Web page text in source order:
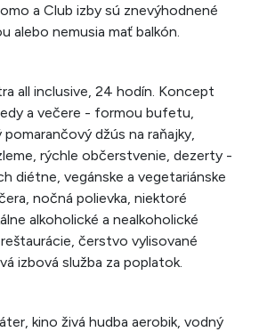
a Club izby sú znevýhodnené
alebo nemusia mať balkón.
all inclusive, 24 hodín. Koncept
a večere - formou bufetu,
džús na raňajky,
rýchle občerstvenie, dezerty -
diétne, vegánske a vegetariánske
nočná polievka, niektoré
alkoholické a nealkoholické
čerstvo vylisované
izbová služba za poplatok.
kino živá hudba aerobik, vodný